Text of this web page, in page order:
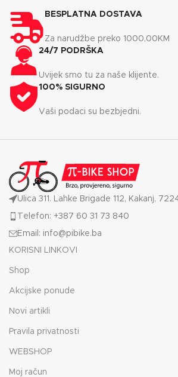
Zabrtvljeni šavovi za potpunu
vodootpornu zaštitu.
Četverosmjerno istezanje i
artikulirani dizajn koljena za
aerobnu pokretljivost kako
biste se nesmetamo kretali.
Odvojivi sistem naramenica i
podesivi pojas za fino
prilagođeno pristajanje.
BESPLATNA DOSTAVA
Za narudžbe preko 1000,00KM
24/7 PODRŠKA
Uvijek smo tu za naše klijente.
100% SIGURNO
Vaši podaci su bezbjedni.
Ulica 311. Lahke Brigade 112, Kakanj,
Telefon: +387 60 31 73 840
Email: info@pibike.ba
KORISNI LINKOVI
Shop
Akcijske ponude
Novi artikli
Pravila privatnosti
WEBSHOP
Moj račun